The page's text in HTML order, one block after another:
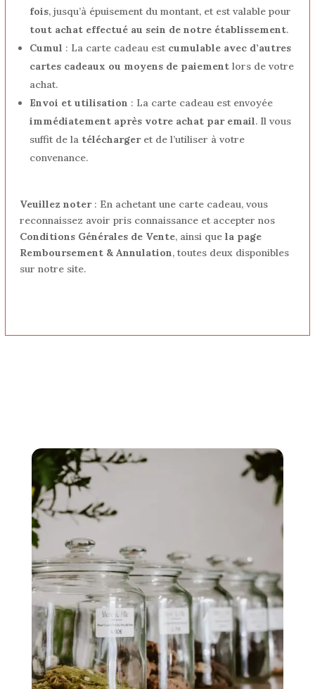
fois, jusqu’à épuisement du montant, et est valable pour
tout achat effectué au sein de notre établissement.
Cumul : La carte cadeau est cumulable avec d’autres
cartes cadeaux ou moyens de paiementlors de votre
achat.
Envoi et utilisation : La carte cadeau est envoyée
immédiatement après votre achat par email. Il vous
suffit de la téléchargeret de l’utiliser à votre
convenance.
Veuillez noter: En achetant une carte cadeau, vous
reconnaissez avoir pris connaissance et accepter nos
Conditions Générales de Vente, ainsi que la page
Remboursement & Annulation, toutes deux disponibles
sur notre site.